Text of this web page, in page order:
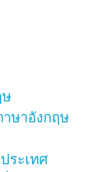
ษ
ษาอังกฤษ
ระเทศ